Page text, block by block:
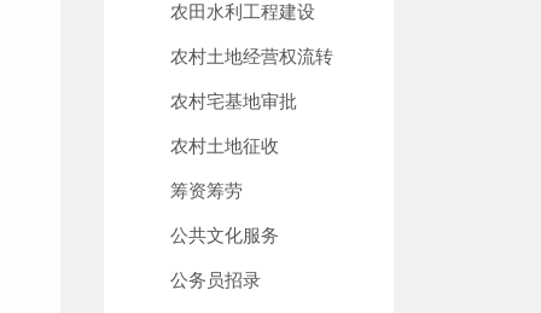
农田水利工程建设
农村土地经营权流转
农村宅基地审批
农村土地征收
筹资筹劳
公共文化服务
公务员招录